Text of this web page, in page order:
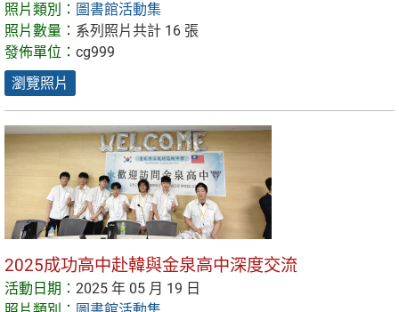
照片類別： 圖書館活動集
照片數量： 系列照片共計 16 張
發佈單位： cg999
瀏覽照片
2025成功高中赴韓與金泉高中深度交流
活動日期： 2025 年 05 月 19 日